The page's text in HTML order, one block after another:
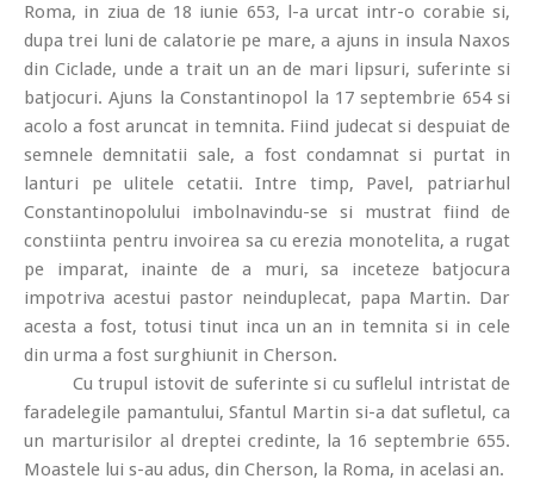
Roma, in ziua de 18 iunie 653, l-a urcat intr-o corabie si,
dupa trei luni de calatorie pe mare, a ajuns in insula Naxos
din Ciclade, unde a trait un an de mari lipsuri, suferinte si
batjocuri. Ajuns la Constantinopol la 17 septembrie 654 si
acolo a fost aruncat in temnita. Fiind judecat si despuiat de
semnele demnitatii sale, a fost condamnat si purtat in
lanturi pe ulitele cetatii. Intre timp, Pavel, patriarhul
Constantinopolului imbolnavindu-se si mustrat fiind de
constiinta pentru invoirea sa cu erezia monotelita, a rugat
pe imparat, inainte de a muri, sa inceteze batjocura
impotriva acestui pastor neinduplecat, papa Martin. Dar
acesta a fost, totusi tinut inca un an in temnita si in cele
din urma a fost surghiunit in Cherson.
Cu trupul istovit de suferinte si cu suflelul intristat de
faradelegile pamantului, Sfantul Martin si-a dat sufletul, ca
un marturisilor al dreptei credinte, la 16 septembrie 655.
Moastele lui s-au adus, din Cherson, la Roma, in acelasi an.